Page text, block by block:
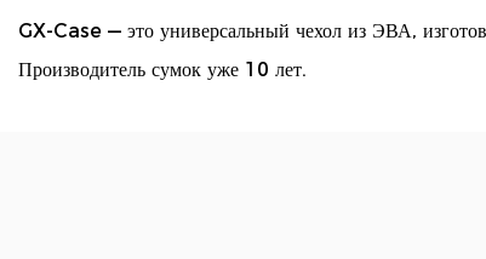
GX-Case — это универсальный чехол из ЭВА,
Производитель сумок уже 10 лет.